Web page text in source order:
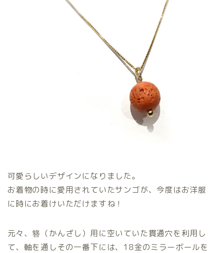
可愛らしいデザインになりました。
お着物の時に愛用されていたサンゴが、今度はお洋服
に時にお着けいただけますね！
元々、簪（かんざし）用に空いていた貫通穴を利用し
て、軸を通しその一番下には、18金のミラーボールを